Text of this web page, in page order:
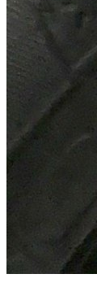
Neumaticos de
Neumaticos de
performance
atras). solo 500
whatsapp al